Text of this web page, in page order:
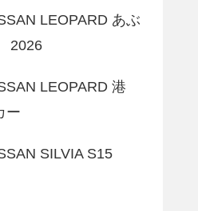
LEOPARD あぶ
2026
LEOPARD 港
ー
SILVIA S15